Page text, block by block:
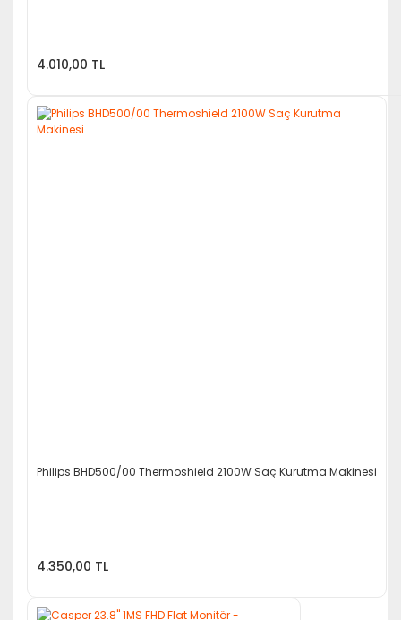
4.010,00 TL
Philips BHD500/00 Thermoshield 2100W Saç Kurutma Makinesi
4.350,00 TL